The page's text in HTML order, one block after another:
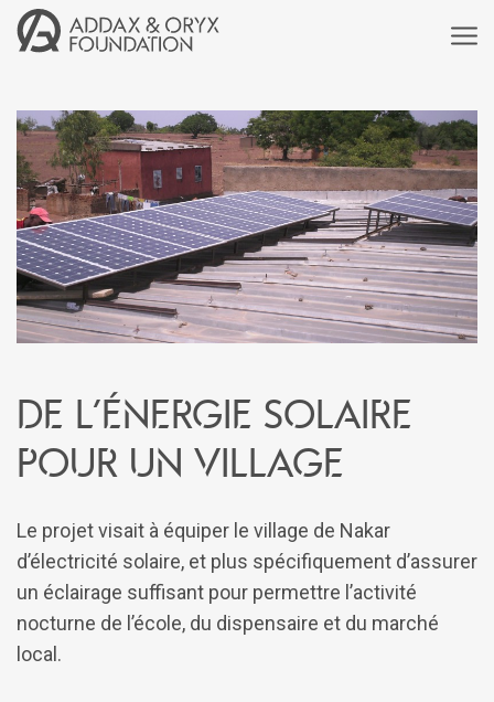
De l’énergie solaire
pour un village
Le projet visait à équiper le village de Nakar
d’électricité solaire, et plus spécifiquement d’assurer
un éclairage suffisant pour permettre l’activité
nocturne de l’école, du dispensaire et du marché
local.